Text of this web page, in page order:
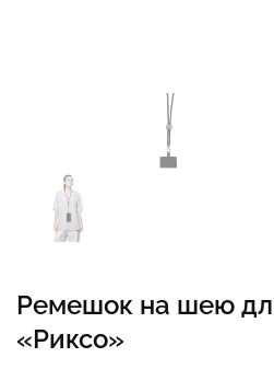
Ремешок на шею
«Риксо»